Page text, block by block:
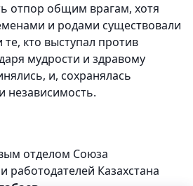
отпор общим врагам, хотя
и родами существовали
кто выступал против
мудрости и здравому
и, сохранялась
независимость.
отделом Союза
работодателей Казахстана